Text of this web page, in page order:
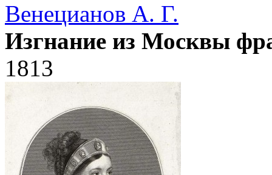
Венецианов А. Г.
Изгнание из Москвы
1813